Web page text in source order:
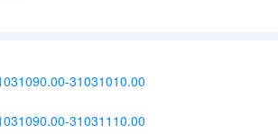
31031010.00
31031110.00